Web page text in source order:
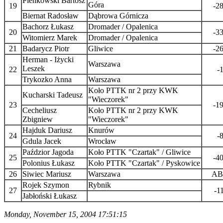
19 Góra
-
Biernat Radosław
Dąbrowa Górnicza
20
Bachorz Łukasz Dromader / Opalenica
-
Witomierz Marek
Dromader / Opalenica
21
Badarycz Piotr Gliwice -
22
Herman - Iżycki
Leszek
Warszawa
-
Trykozko Anna
Warszawa
23
Kucharski Tadeusz
Koło PTTK nr 2 przy KWK
"Wieczorek"
-
Cecheliusz
Zbigniew
Koło PTTK nr 2 przy KWK
"Wieczorek"
24
Hajduk Dariusz Knurów
-
Gdula Jacek
Wrocław
25
Paździor Jagoda Koło PTTK "Czartak" / Gliwice
-
Polonius Łukasz
Koło PTTK "Czartak" / Pyskowice
26
Siwiec Mariusz Warszawa
27
Rojek Szymon Rybnik
-
Jabłoński Łukasz
Monday, November 15, 2004 17:51:15